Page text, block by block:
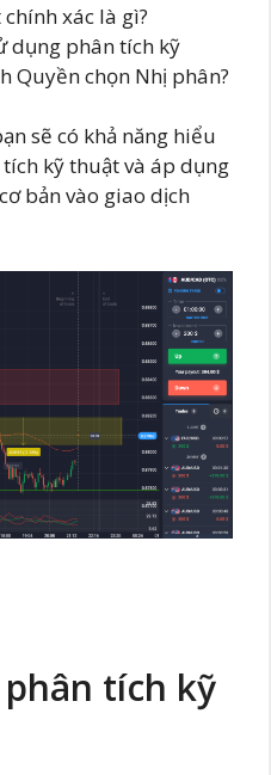
xác là gì?
dụng phân tích kỹ
Quyền chọn Nhị phân?
sẽ có khả năng hiểu
kỹ thuật và áp dụng
bản vào giao dịch
tích kỹ